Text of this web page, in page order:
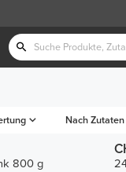
Nach Zutaten
800 g